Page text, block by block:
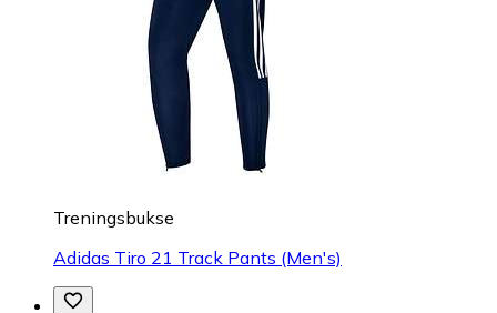
Treningsbukse
Adidas Tiro 21 Track Pants (Men's)